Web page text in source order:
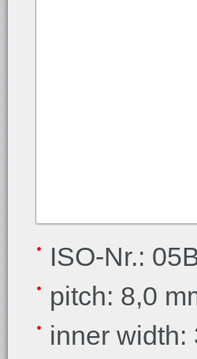
ISO-Nr.:
pitch: 8,0
inner width: